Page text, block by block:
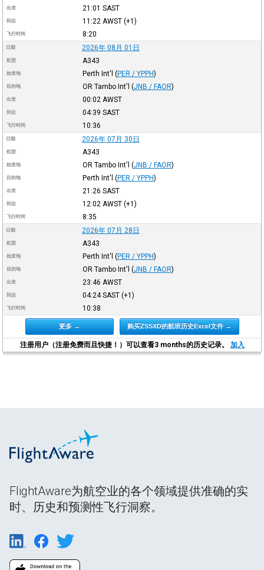
出发 21:01 SAST
到达 11:22 AWST(+1)
飞行时间 8:20
日期 2026年 08月 01日
机型 A343
始发地 Perth Int'l (PER / YPPH)
目的地 OR Tambo Int'l (JNB / FAOR)
出发 00:02 AWST
到达 04:39 SAST
飞行时间 10:36
日期 2026年 07月 30日
机型 A343
始发地 OR Tambo Int'l (JNB / FAOR)
目的地 Perth Int'l (PER / YPPH)
出发 21:26 SAST
到达 12:02 AWST(+1)
飞行时间 8:35
日期 2026年 07月 28日
机型 A343
始发地 Perth Int'l (PER / YPPH)
目的地 OR Tambo Int'l (JNB / FAOR)
出发 23:46 AWST
到达 04:24SAST(+1)
飞行时间 10:38
更多 → 购买ZSSXD的航班历史Excel文件 →
注册用户（注册免费而且快捷！）可以查看3 months的历史记录。 加入
FlightAware为航空业的各个领域提供准确的实
时、历史和预测性飞行洞察。